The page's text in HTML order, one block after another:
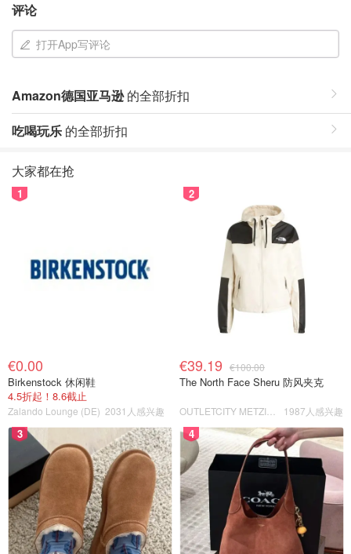
评论
打开App写评论
Amazon德国亚马逊的全部折扣
吃喝玩乐 的全部折扣
大家都在抢
1
€0.00
Birkenstock 休闲鞋
4.5折起！8.6截止
Zalando Lounge (DE) 2031人感兴趣
2
€39.19 €100.00
The North Face Sheru 防风夹克
1987人感兴趣
3 4